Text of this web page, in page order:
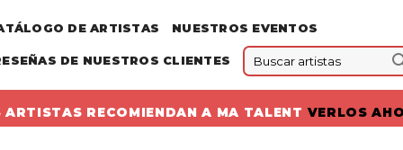
DE ARTISTAS NUESTROS EVENTOS
DE NUESTROS CLIENTES
ARTISTAS RECOMIENDAN A MA TALENT VERLOS